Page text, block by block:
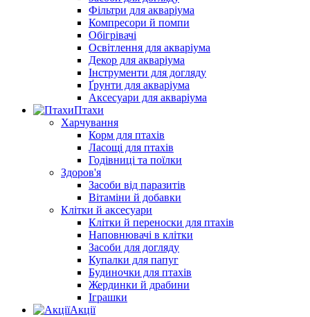
Фільтри для акваріума
Компресори й помпи
Обігрівачі
Освітлення для акваріума
Декор для акваріума
Інструменти для догляду
Ґрунти для акваріума
Аксесуари для акваріума
Птахи
Харчування
Корм для птахів
Ласощі для птахів
Годівниці та поїлки
Здоров'я
Засоби від паразитів
Вітаміни й добавки
Клітки й аксесуари
Клітки й переноски для птахів
Наповнювачі в клітки
Засоби для догляду
Купалки для папуг
Будиночки для птахів
Жердинки й драбини
Іграшки
Акції